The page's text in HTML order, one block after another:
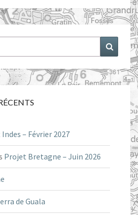
– Février 2027
Projet Bretagne – Juin 2026
de Guala